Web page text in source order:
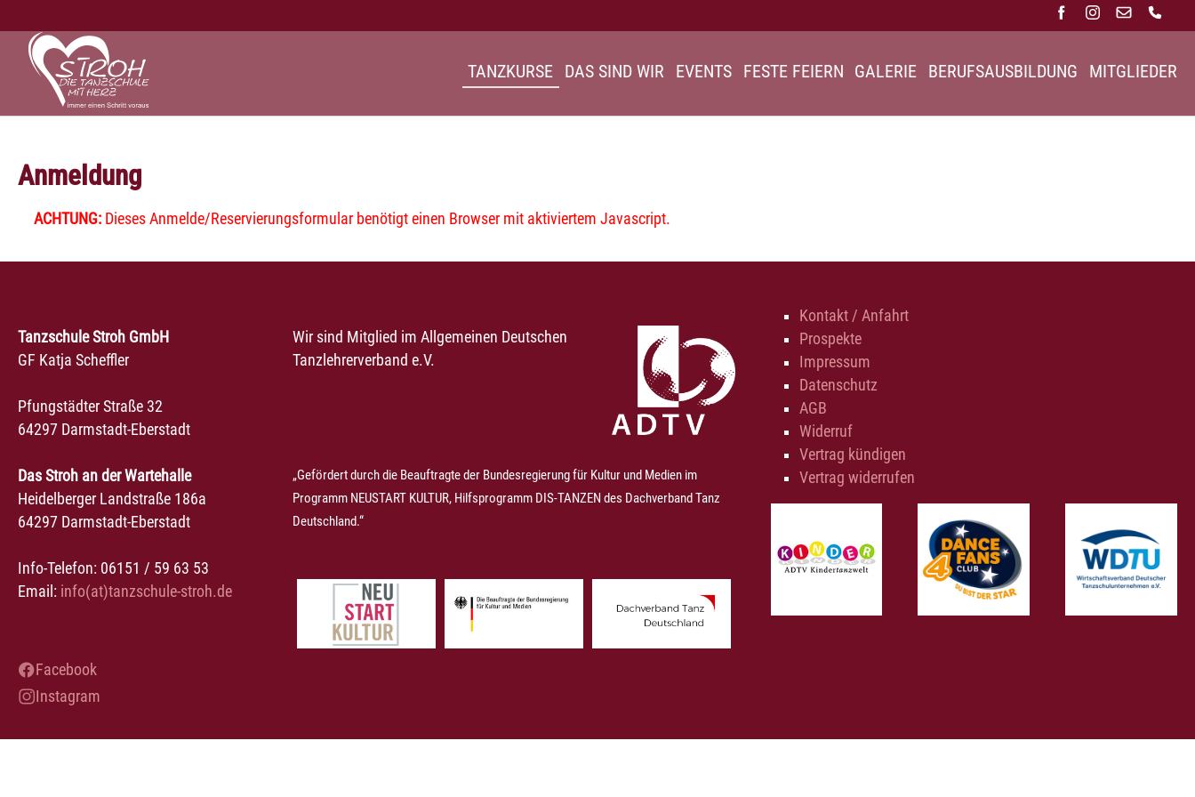
TANZKURSE DAS SIND WIR EVENTS FESTE FEIERN GALERIE BERUFSAUSBILDUNG MITGLIEDER
Anmeldung
ACHTUNG:Dieses Anmelde/Reservierungsformular benötigt einen Browser mit aktiviertem Javascript.
Tanzschule Stroh GmbH
GF Katja Scheffler
Pfungstädter Straße 32
64297 Darmstadt-Eberstadt
Das Stroh an der Wartehalle
Heidelberger Landstraße 186a
64297 Darmstadt-Eberstadt
Info-Telefon: 06151 / 59 63 53
Email: info(at)tanzschule-stroh.de
Facebook
Instagram
Wir sind Mitglied im Allgemeinen Deutschen
Tanzlehrerverband e.V.
„Gefördert durch die Beauftragte der Bundesregierung für Kultur und Medien im
Programm NEUSTART KULTUR, Hilfsprogramm DIS-TANZEN des Dachverband Tanz
Deutschland.“
Kontakt / Anfahrt
Prospekte
Impressum
Datenschutz
AGB
Widerruf
Vertrag kündigen
Vertrag widerrufen